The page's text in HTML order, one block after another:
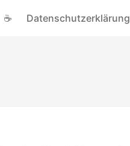
☕ Datenschutzerklärung